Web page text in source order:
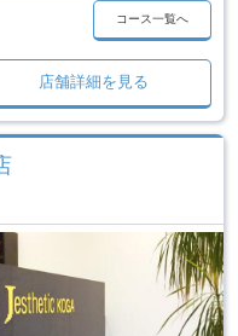
コース一覧へ
店舗詳細を見る